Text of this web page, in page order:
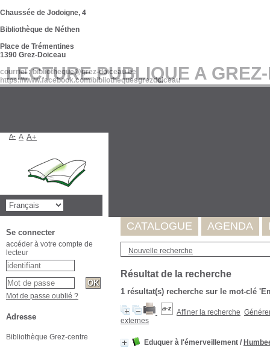
LECTURE PUBLIQUE A
Nouvelle recherche
Résultat de la recherche
1 résultat(s) recherche sur le mot-clé
Affiner la recherche
externes
Eduquer à l'émerveillement /
Chaussée de Jodoigne, 4
Bibliothèque de Néthen
Place de Trémentines
1390 Grez-Doiceau
courriel : bibliotheque@grez-doiceau.be
https://www.facebook.com/bibliothequesgrezdoiceau
CATALOGUE AGENDA
A- A A+
Se connecter
accéder à votre compte de
lecteur
Mot de passe oublié ?
Adresse
Bibliothèque Grez-centre